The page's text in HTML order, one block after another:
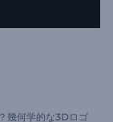
幾何学的な3Dロゴ